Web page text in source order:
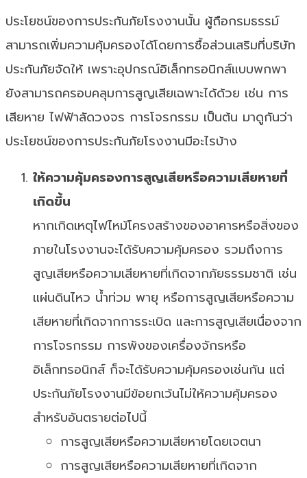
ประโยชน์ของการประกันภัยโรงงานนั้น ผู้ถือกรมธรรม์
สามารถเพิ่มความคุ้มครองได้โดยการซื้อส่วนเสริมที่บริษัท
ประกันภัยจัดให้ เพราะอุปกรณ์อิเล็กทรอนิกส์แบบพกพา
ยังสามารถครอบคลุมการสูญเสียเฉพาะได้ด้วย เช่น การ
เสียหาย ไฟฟ้าลัดวงจร การโจรกรรม เป็นต้น มาดูกันว่า
ประโยชน์ของการประกันภัยโรงงานมีอะไรบ้าง
ให้ความคุ้มครองการสูญเสียหรือความเสียหายที่
เกิดขึ้น
หากเกิดเหตุไฟไหม้โครงสร้างของอาคารหรือสิ่งของ
ภายในโรงงานจะได้รับความคุ้มครอง รวมถึงการ
สูญเสียหรือความเสียหายที่เกิดจากภัยธรรมชาติ เช่น
แผ่นดินไหว น้ำท่วม พายุ หรือการสูญเสียหรือความ
เสียหายที่เกิดจากการระเบิด และการสูญเสียเนื่องจาก
การโจรกรรม การพังของเครื่องจักรหรือ
อิเล็กทรอนิกส์ ก็จะได้รับความคุ้มครองเช่นกัน แต่
ประกันภัยโรงงานมีข้อยกเว้นไม่ให้ความคุ้มครอง
สำหรับอันตรายต่อไปนี้
การสูญเสียหรือความเสียหายโดยเจตนา
การสูญเสียหรือความเสียหายที่เกิดจาก